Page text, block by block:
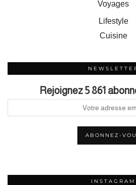
Voyages
Lifestyle
Cuisine
Rejoignez 5 861
INSTAGRAM